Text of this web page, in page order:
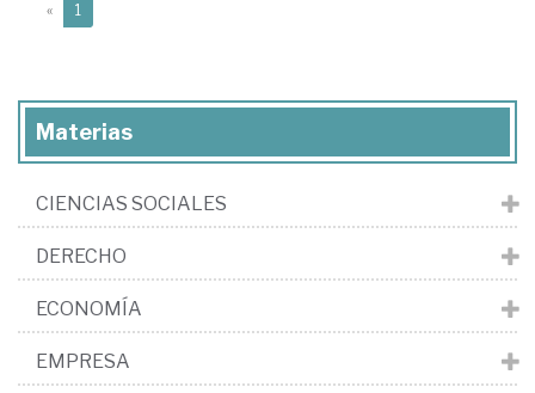
« 1
Materias
CIENCIAS SOCIALES
DERECHO
ECONOMÍA
EMPRESA